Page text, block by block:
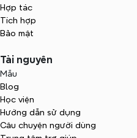
không cần rời khỏi sơ
Hợp tác
Tích hợp
Bảo mật
Tài nguyên
Mẫu
Blog
Học viện
Hướng dẫn sử dụng
Câu chuyện người dùng